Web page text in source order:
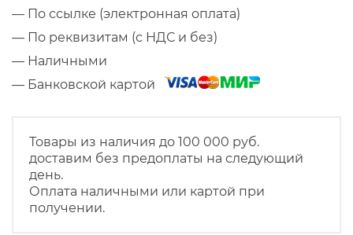
— По ссылке (электронная оплата)
— По реквизитам (с НДС и без)
— Наличными
— Банковской картой
Товары из наличия до 100 000 руб.
доставим без предоплаты на следующий
день.
Оплата наличными или картой при
получении.